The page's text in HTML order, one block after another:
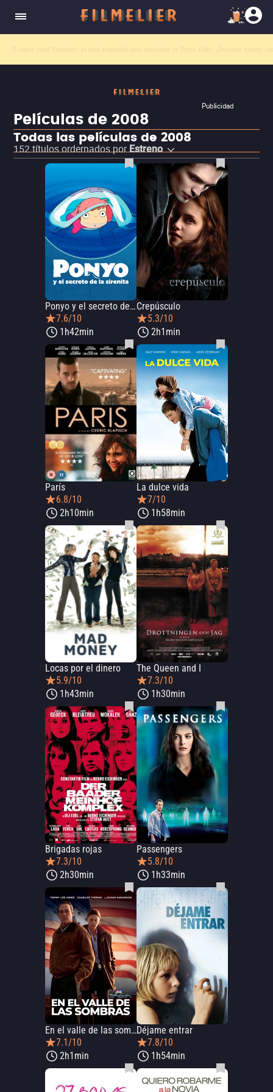
Publicidad
Películas de 2008
Todas las películas de 2008
152títulos ordernados por Estreno
Ponyo y el secreto de la sirenita
7.6/10
1h42min
Crepúsculo
5.3/10
2h1min
París
6.8/10
2h10min
La dulce vida
7/10
1h58min
Locas por el dinero
5.9/10
1h43min
The Queen and I
7.3/10
1h30min
Brigadas rojas
7.3/10
2h30min
Passengers
5.8/10
1h33min
En el valle de las sombras
7.1/10
2h1min
Déjame entrar
7.8/10
1h54min